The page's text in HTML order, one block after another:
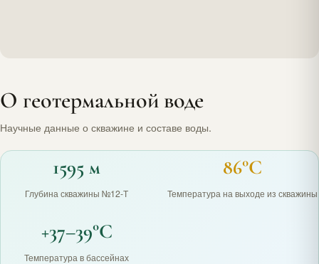
О геотермальной воде
Научные данные о скважине и составе воды.
1595 м
Глубина скважины №12-Т
86°C
Температура на выходе из скважины
+37–39°C
Температура в бассейнах